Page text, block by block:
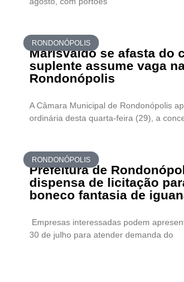
RONDONÓPOLIS
Marisvaldo se afasta do
suplente assume vaga
Rondonópolis
A Câmara Municipal de Rondonópolis
ordinária desta quarta-feira (29), a
RONDONÓPOLIS
Prefeitura de
dispensa de licitação
boneco fantasia de
Empresas interessadas podem
30 de julho para atender demanda do